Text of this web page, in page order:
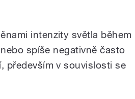
intenzity světla během
spíše negativně často
především v souvislosti se